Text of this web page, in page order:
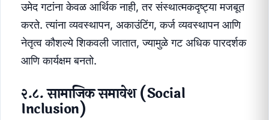
उमेद गटांना केवळ आर्थिक नाही, तर संस्थात्मकदृष्ट्या मजबूत
करते. त्यांना व्यवस्थापन, अकाउंटिंग, कर्ज व्यवस्थापन आणि
नेतृत्व कौशल्ये शिकवली जातात, ज्यामुळे गट अधिक पारदर्शक
आणि कार्यक्षम बनतो.
२.८. सामाजिक समावेश (Social
Inclusion)